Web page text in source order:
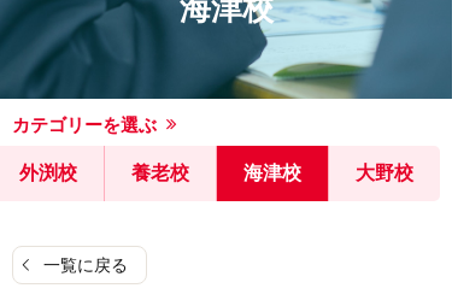
海津校
カテゴリーを選ぶ
外渕校 養老校 海津校 大野校
一覧に戻る